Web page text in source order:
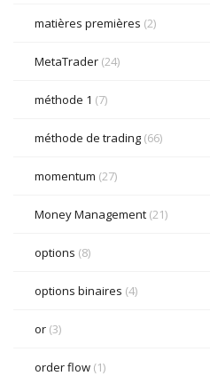
matières premières (2)
MetaTrader (24)
méthode 1 (7)
méthode de trading (66)
momentum (27)
Money Management (21)
options (8)
options binaires (4)
or (3)
order flow (1)